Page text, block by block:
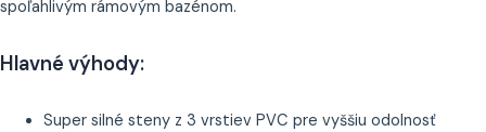
spoľahlivým rámovým bazénom.
Hlavné výhody:
Super silné steny z 3 vrstiev PVC pre vyššiu odolnosť